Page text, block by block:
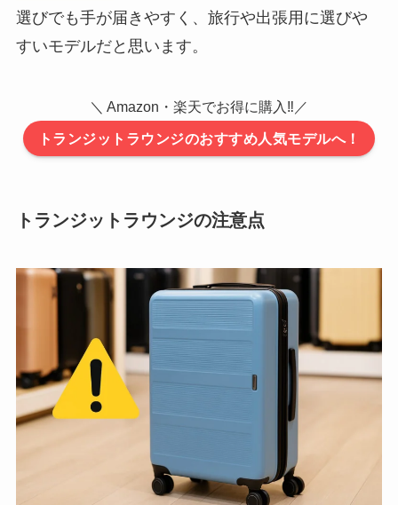
選びでも手が届きやすく、旅行や出張用に選びや
すいモデルだと思います。
＼ Amazon・楽天でお得に購入‼／
トランジットラウンジのおすすめ人気モデルへ！
トランジットラウンジの注意点